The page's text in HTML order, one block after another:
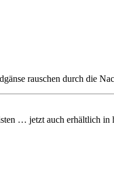
rauschen durch die
… jetzt auch erhältlich